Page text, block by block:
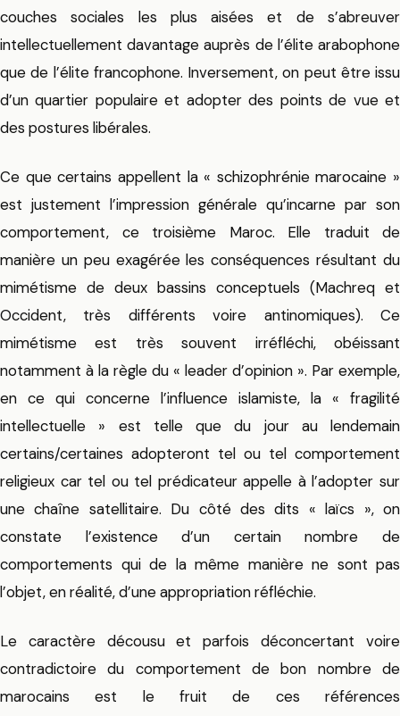
couches sociales les plus aisées et de s’abreuver
intellectuellement davantage auprès de l’élite arabophone
que de l’élite francophone. Inversement, on peut être issu
d’un quartier populaire et adopter des points de vue et
des postures libérales.
Ce que certains appellent la « schizophrénie marocaine »
est justement l’impression générale qu’incarne par son
comportement, ce troisième Maroc. Elle traduit de
manière un peu exagérée les conséquences résultant du
mimétisme de deux bassins conceptuels (Machreq et
Occident, très différents voire antinomiques). Ce
mimétisme est très souvent irréfléchi, obéissant
notamment à la règle du « leader d’opinion ». Par exemple,
en ce qui concerne l’influence islamiste, la « fragilité
intellectuelle » est telle que du jour au lendemain
certains/certaines adopteront tel ou tel comportement
religieux car tel ou tel prédicateur appelle à l’adopter sur
une chaîne satellitaire. Du côté des dits « laïcs », on
constate l’existence d’un certain nombre de
comportements qui de la même manière ne sont pas
l’objet, en réalité, d’une appropriation réfléchie.
Le caractère décousu et parfois déconcertant voire
contradictoire du comportement de bon nombre de
marocains est le fruit de ces références